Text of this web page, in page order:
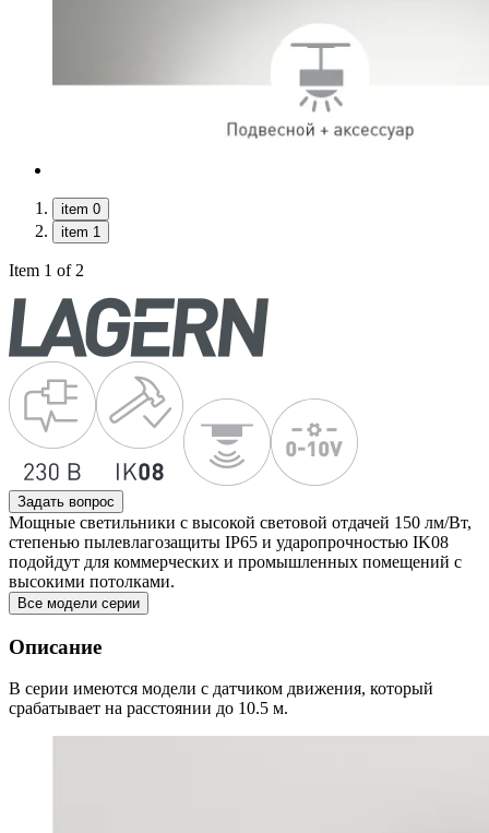
item 0
item 1
Item 1 of 2
Задать вопрос
Мощные светильники с высокой световой отдачей 150 лм/Вт,
степенью пылевлагозащиты IP65 и ударопрочностью IK08
подойдут для коммерческих и промышленных помещений с
высокими потолками.
Все модели серии
Описание
В серии имеются модели с датчиком движения, который
срабатывает на расстоянии до 10.5 м.